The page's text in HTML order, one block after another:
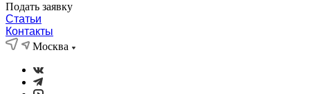
Подать заявку
Статьи
Контакты
Москва